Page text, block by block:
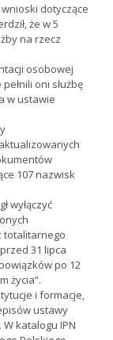
dotyczące
że w 5
na rzecz
osobowej
oni służbę
w ustawie
107 nazwisk
wyłączyć
totalitarnego
31 lipca
po 12
życia”.
i formacje,
ustawy
katalogu IPN